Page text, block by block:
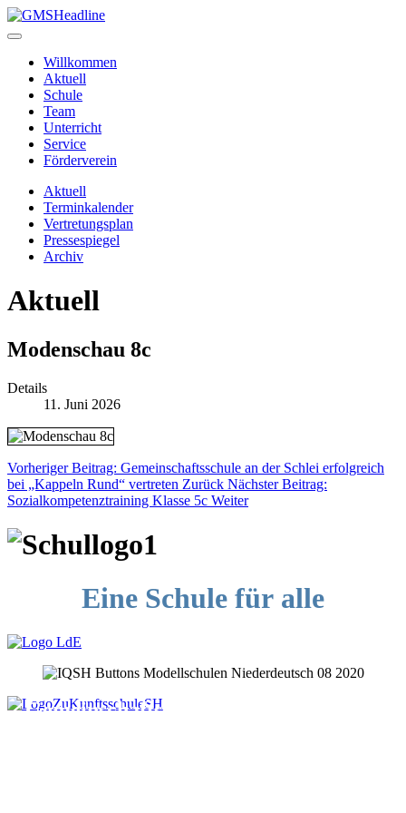
Willkommen
Aktuell
Schule
Team
Unterricht
Service
Förderverein
Aktuell
Terminkalender
Vertretungsplan
Pressespiegel
Archiv
Aktuell
Modenschau 8c
Details
11. Juni 2026
Vorheriger Beitrag: Gemeinschaftsschule an der Schlei erfolgreich
bei „Kappeln Rund“ vertreten Zurück Nächster Beitrag:
Sozialkompetenztraining Klasse 5c Weiter
Eine Schule für alle
Gemeinschaftsschule an der Schlei